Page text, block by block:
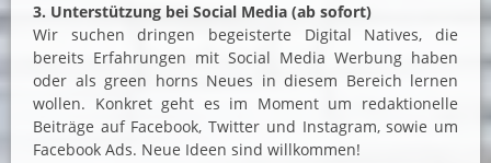
3. Unterstützung bei Social Media (ab sofort)
Wir suchen dringen begeisterte Digital Natives, die
bereits Erfahrungen mit Social Media Werbung haben
oder als green horns Neues in diesem Bereich lernen
wollen. Konkret geht es im Moment um redaktionelle
Beiträge auf Facebook, Twitter und Instagram, sowie um
Facebook Ads. Neue Ideen sind willkommen!